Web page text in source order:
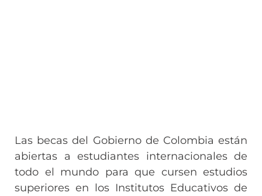
Las becas del Gobierno de Colombia están
abiertas a estudiantes internacionales de
todo el mundo para que cursen estudios
superiores en los Institutos Educativos de